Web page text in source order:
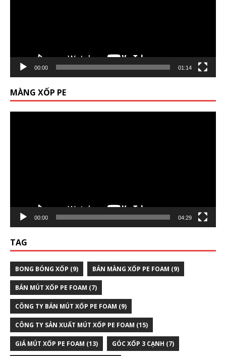
00:00 01:14
MÀNG XỐP PE
00:00 04:29
TAG
BONG BÓNG XỐP (9) BÁN MÀNG XỐP PE FOAM (9)
BÁN MÚT XỐP PE FOAM (7)
CÔNG TY BÁN MÚT XỐP PE FOAM (9)
CÔNG TY SẢN XUẤT MÚT XỐP PE FOAM (15)
GIÁ MÚT XỐP PE FOAM (13) GÓC XỐP 3 CẠNH (7)